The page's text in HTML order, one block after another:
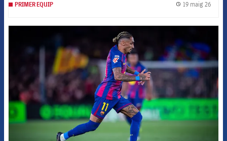
PRIMER EQUIP 19 maig 26
FCB Barcelona badge